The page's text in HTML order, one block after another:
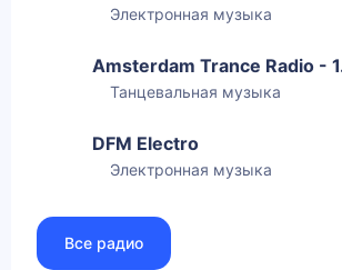
Электронная музыка
Amsterdam Trance Radio -
Танцевальная музыка
DFM Electro
Электронная музыка
Все радио